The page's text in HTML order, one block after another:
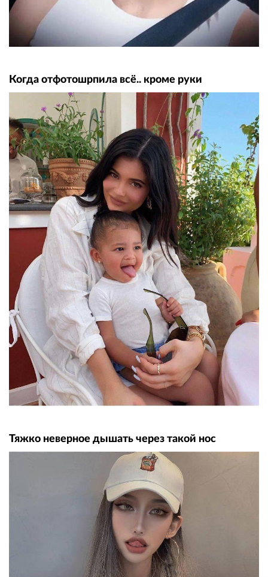
Когда отфотошрпила всё.. кроме руки
Тяжко неверное дышать через такой нос